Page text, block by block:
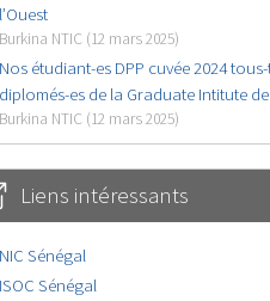
l’Ouest
Burkina NTIC (12 mars 2025)
Nos étudiant-es DPP cuvée 2024
diplomés-es de la Graduate Intitute
Burkina NTIC (12 mars 2025)
Liens intéressants
NIC Sénégal
ISOC Sénégal